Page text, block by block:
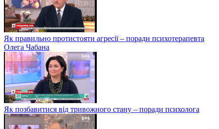
Як правильно протистояти агресії – поради психотерапевта
Олега Чабана
Як позбавитися від тривожного стану – поради психолога